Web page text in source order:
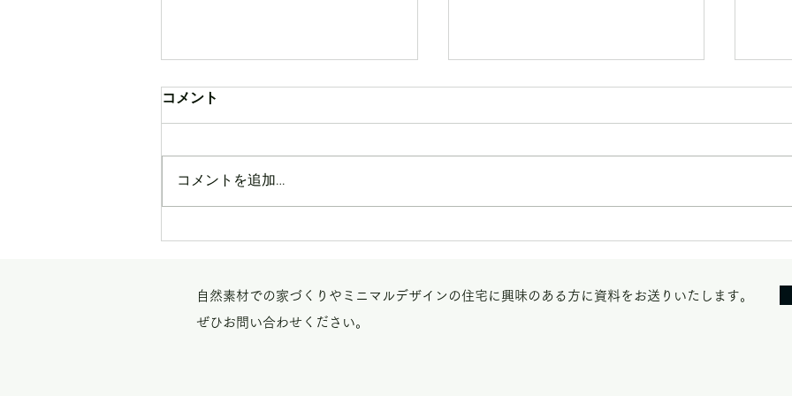
CLEAR BOOK のこと
コメント
コメントを追加…
自然素材での家づくりやミニマルデザインの住宅に興味のある方に資料をお送りいたします。
ぜひお問い合わせください。